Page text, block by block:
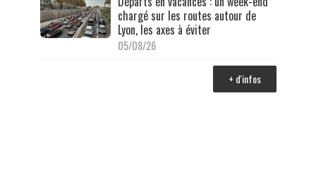
chargé sur les routes autour de
Lyon, les axes à éviter
05/08/26
+ d'infos